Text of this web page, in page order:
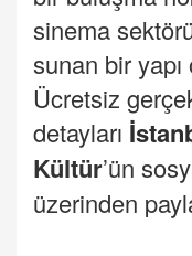
sinema
sunan bir
Ücretsiz
detayları
Kültür’ün
üzerinden